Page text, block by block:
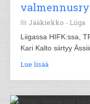
Jääkiekko - Liiga
Liigassa HIFK:ssa,
Kari Kalto siirtyy
Lue lisää